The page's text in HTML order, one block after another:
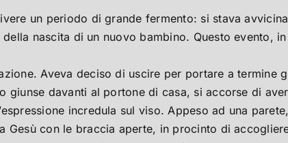
un periodo di grande fermento: si stava
nascita di un nuovo bambino. Questo evento,
Aveva deciso di uscire per portare a termine
davanti al portone di casa, si accorse di
incredula sul viso. Appeso ad una
con le braccia aperte, in procinto di